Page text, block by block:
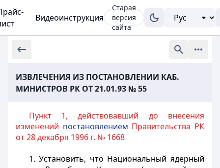
Видеоинструкция
Старая
версия
сайта
ИЗВЛЕЧЕНИЯ ИЗ ПОСТАНОВЛЕНИИ КАБ.
МИНИСТРОВ РК ОТ 21.01.93 № 55
Пункт 1, действовавший до внесения
изменений постановлением Правительства РК
от 28 декабря 1996 г. № 1668
1. Установить, что Национальный ядерный